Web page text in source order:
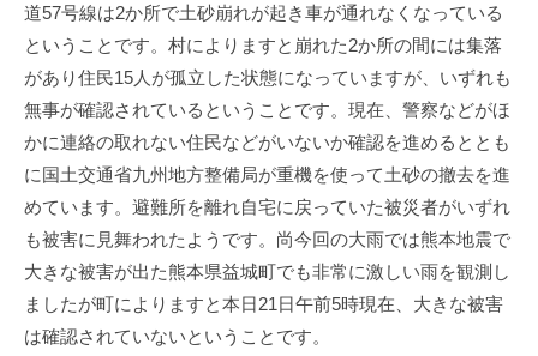
道57号線は2か所で土砂崩れが起き車が通れなくなっている
ということです。村によりますと崩れた2か所の間には集落
があり住民15人が孤立した状態になっていますが、いずれも
無事が確認されているということです。現在、警察などがほ
かに連絡の取れない住民などがいないか確認を進めるととも
に国土交通省九州地方整備局が重機を使って土砂の撤去を進
めています。避難所を離れ自宅に戻っていた被災者がいずれ
も被害に見舞われたようです。尚今回の大雨では熊本地震で
大きな被害が出た熊本県益城町でも非常に激しい雨を観測し
ましたが町によりますと本日21日午前5時現在、大きな被害
は確認されていないということです。